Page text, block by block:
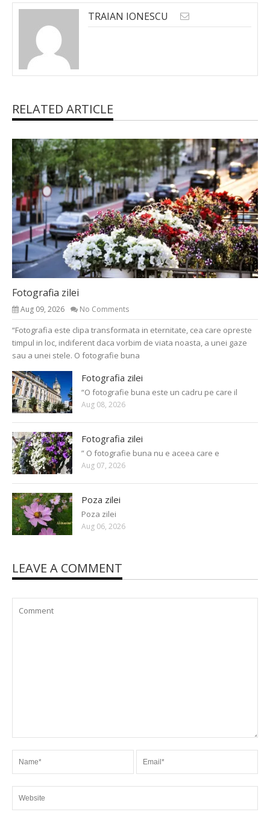
TRAIAN IONESCU
RELATED ARTICLE
Fotografia zilei
Aug 09, 2026 No Comments
“Fotografia este clipa transformata in eternitate, cea care opreste
timpul in loc, indiferent daca vorbim de viata noasta, a unei gaze
sau a unei stele. O fotografie buna
Fotografia zilei
“O fotografie buna este un cadru pe care il
Aug 08, 2026
Fotografia zilei
” O fotografie buna nu e aceea care e
Aug 07, 2026
Poza zilei
Poza zilei
Aug 06, 2026
LEAVE A COMMENT